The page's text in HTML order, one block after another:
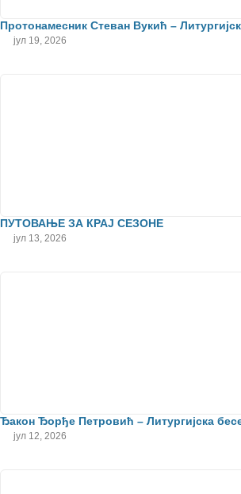
Протонамесник Стеван Вукић –
јул 19, 2026
ПУТОВАЊЕ ЗА КРАЈ СЕЗОНЕ
јул 13, 2026
Ђакон Ђорђе Петровић – Литургијска
јул 12, 2026